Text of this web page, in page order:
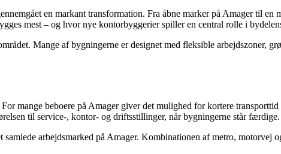
en markant transformation. Fra åbne marker på Amager til en
mest – og hvor nye kontorbyggerier spiller en central rolle i
Mange af bygningerne er designet med fleksible arbejdszoner,
mange beboere på Amager giver det mulighed for kortere
til service-, kontor- og driftsstillinger, når bygningerne står færdige.
arbejdsmarked på Amager. Kombinationen af metro,